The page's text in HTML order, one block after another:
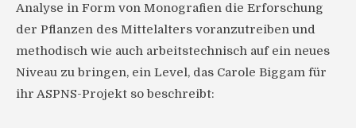
Analyse in Form von Monografien die Erforschung
der Pflanzen des Mittelalters voranzutreiben und
methodisch wie auch arbeitstechnisch auf ein neues
Niveau zu bringen, ein Level, das Carole Biggam für
ihr ASPNS-Projekt so beschreibt: